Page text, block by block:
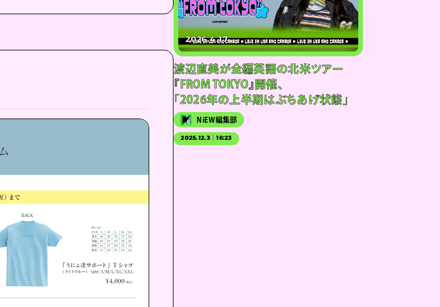
2026.4.17
渡辺直美が全編英語の北米ツアー
『FROM TOKYO』開催、
「2026年の上半期はぶちあげ状態」
NiEW編集部
2025.12.3｜16:23